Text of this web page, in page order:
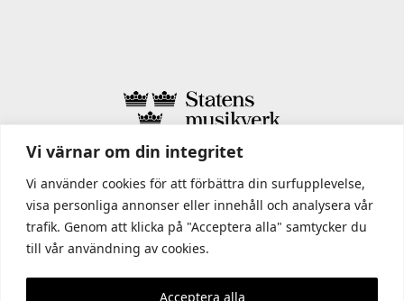
Vi värnar om din integritet
Vi använder cookies för att förbättra din surfupplevelse,
visa personliga annonser eller innehåll och analysera vår
trafik. Genom att klicka på "Acceptera alla" samtycker du
till vår användning av cookies.
Acceptera alla
I STATENS MUSIKVERK INGÅR